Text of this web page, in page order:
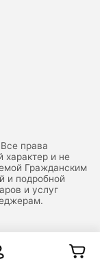
права
и не
Гражданским
и подробной
и услуг